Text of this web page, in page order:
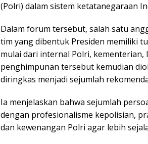
(Polri) dalam sistem ketatanegaraan
Dalam forum tersebut, salah satu
tim yang dibentuk Presiden memiliki
mulai dari internal Polri, kementerian,
penghimpunan tersebut kemudian
diringkas menjadi sejumlah
Ia menjelaskan bahwa sejumlah
dengan profesionalisme kepolisian,
dan kewenangan Polri agar lebih